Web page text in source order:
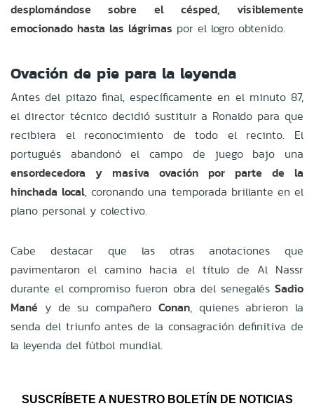
desplomándose sobre el césped, visiblemente
emocionado hasta las lágrimas por el logro obtenido.
Ovación de pie para la leyenda
Antes del pitazo final, específicamente en el minuto 87,
el director técnico decidió sustituir a Ronaldo para que
recibiera el reconocimiento de todo el recinto. El
portugués abandonó el campo de juego bajo una
ensordecedora y masiva ovación por parte de la
hinchada local, coronando una temporada brillante en el
plano personal y colectivo.
Cabe destacar que las otras anotaciones que
pavimentaron el camino hacia el título de Al Nassr
durante el compromiso fueron obra del senegalés Sadio
Mané y de su compañero Conan, quienes abrieron la
senda del triunfo antes de la consagración definitiva de
la leyenda del fútbol mundial.
SUSCRÍBETE A NUESTRO BOLETÍN DE NOTICIAS